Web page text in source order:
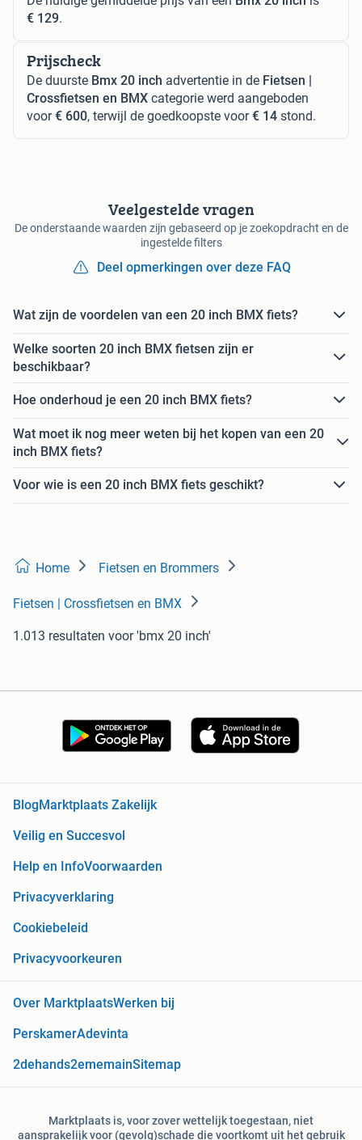
€ 129.
Prijscheck
De duurste Bmx 20 inch advertentie in de Fietsen |
Crossfietsen en BMX categorie werd aangeboden
voor€ 600, terwijl de goedkoopste voor€ 14 stond.
Veelgestelde vragen
De onderstaande waarden zijn gebaseerd op je zoekopdracht en de
ingestelde filters
Deel opmerkingen over deze FAQ
Wat zijn de voordelen van een 20 inch BMX fiets?
Welke soorten 20 inch BMX fietsen zijn er
beschikbaar?
Hoe onderhoud je een 20 inch BMX fiets?
Wat moet ik nog meer weten bij het kopen van een 20
inch BMX fiets?
Voor wie is een 20 inch BMX fiets geschikt?
Home Fietsen en Brommers
Fietsen | Crossfietsen en BMX
1.013 resultaten voor 'bmx 20 inch'
BlogMarktplaats Zakelijk
Veilig en Succesvol
Help en InfoVoorwaarden
Privacyverklaring
Cookiebeleid
Privacyvoorkeuren
Over MarktplaatsWerken bij
PerskamerAdevinta
2dehands2ememainSitemap
Marktplaats is, voor zover wettelijk toegestaan, niet
aansprakelijk voor (gevolg)schade die voortkomt uit het gebruik